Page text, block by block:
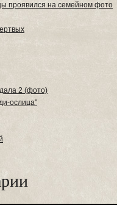
проявился на семейном фото
2 (фото)
ослица"